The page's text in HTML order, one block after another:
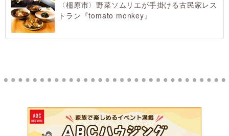
〈橿原市〉野菜ソムリエが手掛ける古民家レス
トラン『tomato monkey』